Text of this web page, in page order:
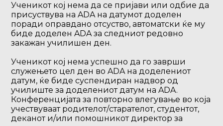
Ученикот кој нема да се пријави или одбие да
присуствува на ADA на датумот доделен
поради оправдано отсуство, автоматски ќе му
биде доделен ADA за следниот редовно
закажан училишен ден.
Ученикот кој нема успешно да го заврши
служењето цел ден во ADA на доделениот
датум, ќе биде суспендиран надвор од
училиште за доделениот датум на ADA.
Конференцијата за повторно влегување во која
учествуваат родителот/старателот, студентот,
деканот и/или помошникот директор за